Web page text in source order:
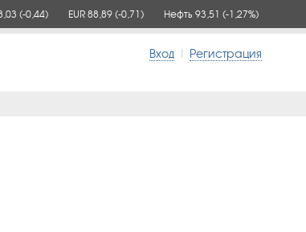
(-0,44) EUR 88,89 (-0,71) Нефть 93,51 (-1,27%)
Вход | Регистрация